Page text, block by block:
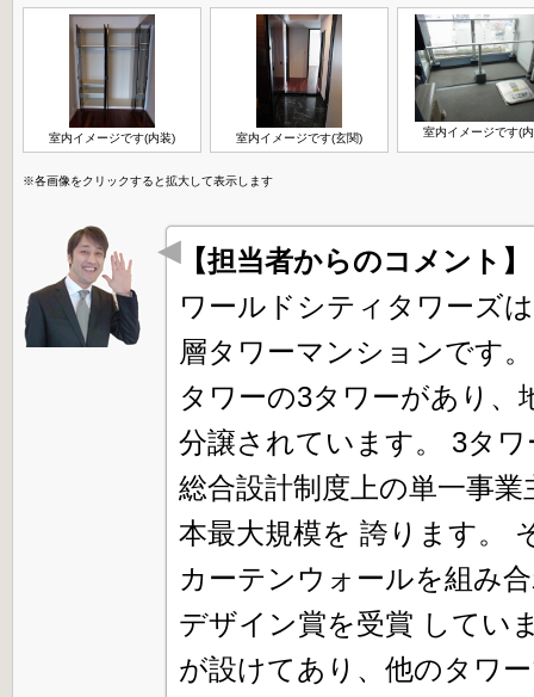
室内イメージです(内装) 室内イメージです(玄関) 室内イメージです(
※各画像をクリックすると拡大して表示します
【担当者からのコメント
ワールドシティタワーズ
層タワーマンションです
タワーの3タワーがあり、
分譲されています。 3タ
総合設計制度上の単一事
本最大規模を 誇ります。
カーテンウォールを組み
デザイン賞を受賞 してい
が設けてあり、他のタワ